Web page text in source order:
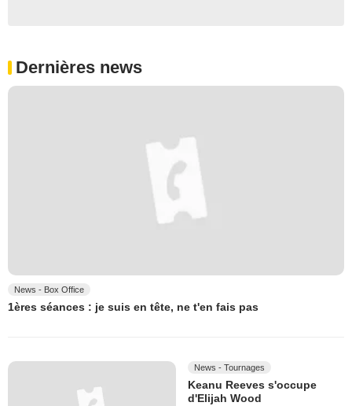
Dernières news
News - Box Office
1ères séances : je suis en tête, ne t'en fais pas
News - Tournages
Keanu Reeves s'occupe
d'Elijah Wood